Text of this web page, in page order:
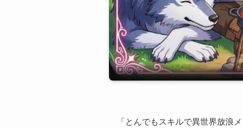
「とんでもスキルで異世界放浪